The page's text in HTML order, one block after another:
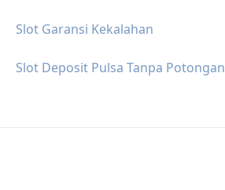
Slot Garansi Kekalahan
Slot Deposit Pulsa Tanpa Potongan